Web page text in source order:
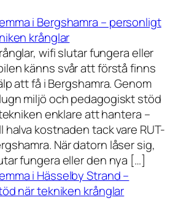
i Bergshamra – personligt
krånglar
wifi slutar fungera eller
känns svår att förstå finns
att få i Bergshamra. Genom
miljö och pedagogiskt stöd
enklare att hantera –
kostnaden tack vare RUT-
När datorn låser sig,
fungera eller den nya […]
i Hässelby Strand –
när tekniken krånglar